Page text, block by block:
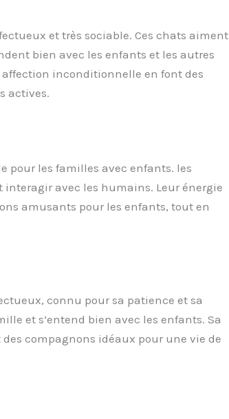
et très sociable. Ces chats aiment
bien avec les enfants et les autres
inconditionnelle en font des
actives.
pour les familles avec enfants. les
avec les humains. Leur énergie
amusants pour les enfants, tout en
connu pour sa patience et sa
et s’entend bien avec les enfants. Sa
compagnons idéaux pour une vie de